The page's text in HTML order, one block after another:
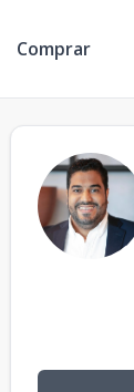
Comprar